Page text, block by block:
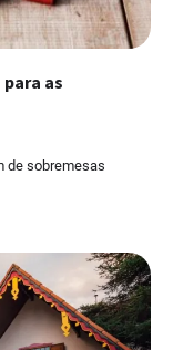
para as
de sobremesas